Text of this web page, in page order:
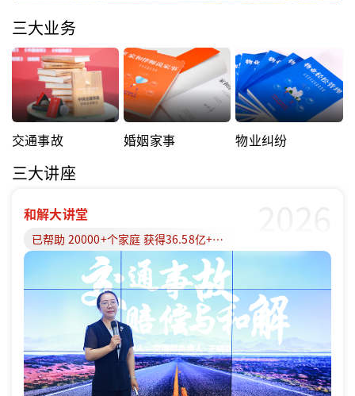
三大业务
交通事故 婚姻家事 物业纠纷
三大讲座
和解大讲堂
已帮助 20000+个家庭 获得36.58亿+赔偿款